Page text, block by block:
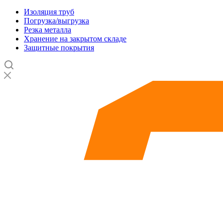
Изоляция труб
Погрузка/выгрузка
Резка металла
Хранение на закрытом складе
Защитные покрытия